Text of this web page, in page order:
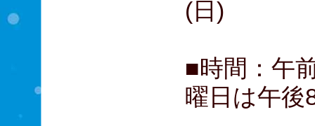
(日)
■時間：午
曜日は午後